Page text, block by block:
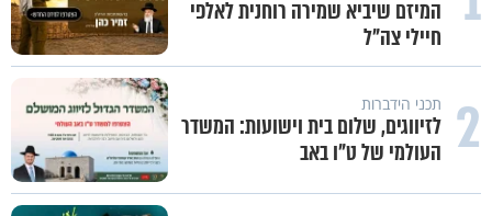
המיזם שיביא שמירה רוחנית לאלפי
חיילי צה"ל
2 תכני הידברות
לזיווגים, שלום בית וישועות: המשדר
העולמי של ט"ו באב